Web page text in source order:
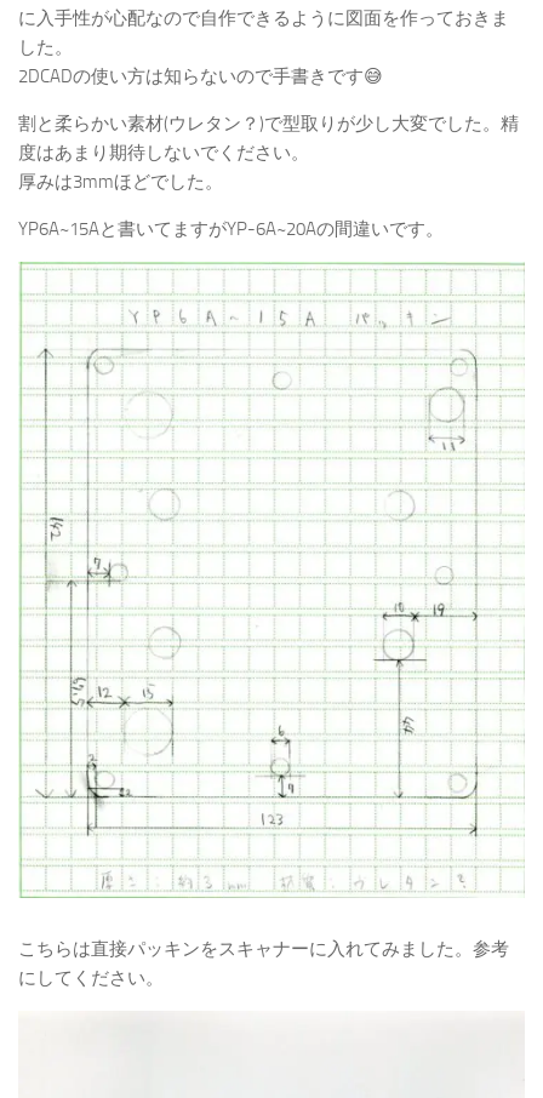
に入手性が心配なので自作できるように図面を作っておきま
した。
2DCADの使い方は知らないので手書きです😅
割と柔らかい素材(ウレタン？)で型取りが少し大変でした。精
度はあまり期待しないでください。
厚みは3mmほどでした。
YP6A~15Aと書いてますがYP-6A~20Aの間違いです。
こちらは直接パッキンをスキャナーに入れてみました。参考
にしてください。